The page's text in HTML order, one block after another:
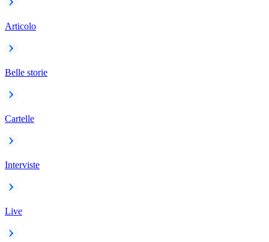
Articolo
Belle storie
Cartelle
Interviste
Live